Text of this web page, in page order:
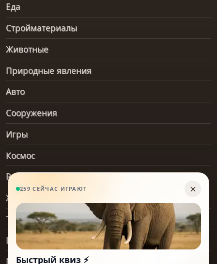
Еда
Стройматериалы
Животные
Природные явления
Авто
Сооружения
Игры
Космос
Рельеф и геология
Хобби
Транспорт
Предметы
Места